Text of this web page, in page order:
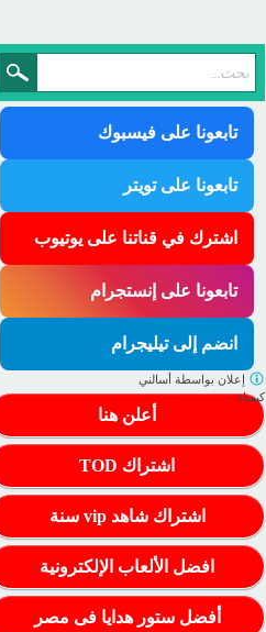
تابعونا على فيسبوك
تابعونا على تويتر
اشترك في قناتنا على يوتيوب
تابعونا على إنستجرام
انضم إلى تيليجرام
أعلن هنا
اشتراك TOD
اشتراك شاهد vip سنة
افضل الألعاب الإلكترونية
أفضل ستور هدايا فى مصر
إعلان بواسطة أسالني
كيمياء